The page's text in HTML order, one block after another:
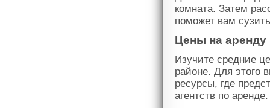
комната. Затем
поможет вам
Цены на аренду
Изучите средние
районе. Для этого
ресурсы, где
агентств по аренде.